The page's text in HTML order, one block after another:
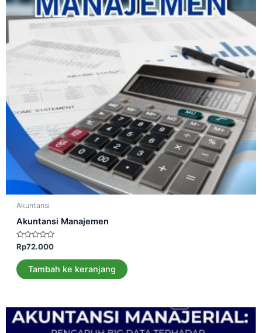
Akuntansi
Akuntansi Manajemen
Dinilai
0
dari
5
Rp72.000
Tambah ke keranjang